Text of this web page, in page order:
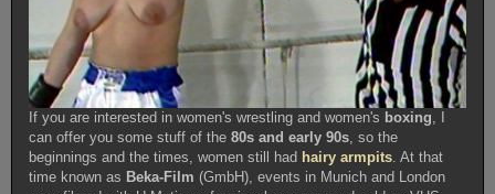
If you are interested in women's wrestling and women's boxing , I
can offer you some stuff of the80s and early 90s , so the
beginnings and the times, women still had hairy armpits . At that
time known as Beka-Film (GmbH), events in Munich and London